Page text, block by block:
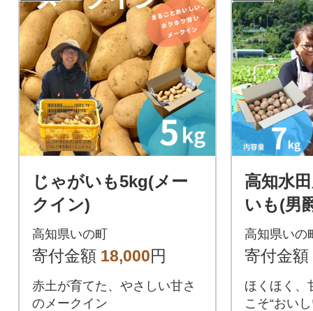
じゃがいも5kg(メー
クイン)
高知県いの町
寄付金額 18,000円
赤土が育てた、やさしい甘さ
のメークイン
高知水
いも(男
高知県いの
寄付金額
ほくほく、
こそ“おい